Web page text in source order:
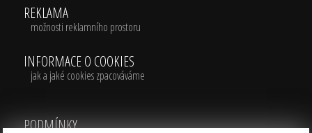
REKLAMA
možnosti reklamního prostoru
INFORMACE O COOKIES
jak a jaké cookies zpacováváme
PODMÍNKY